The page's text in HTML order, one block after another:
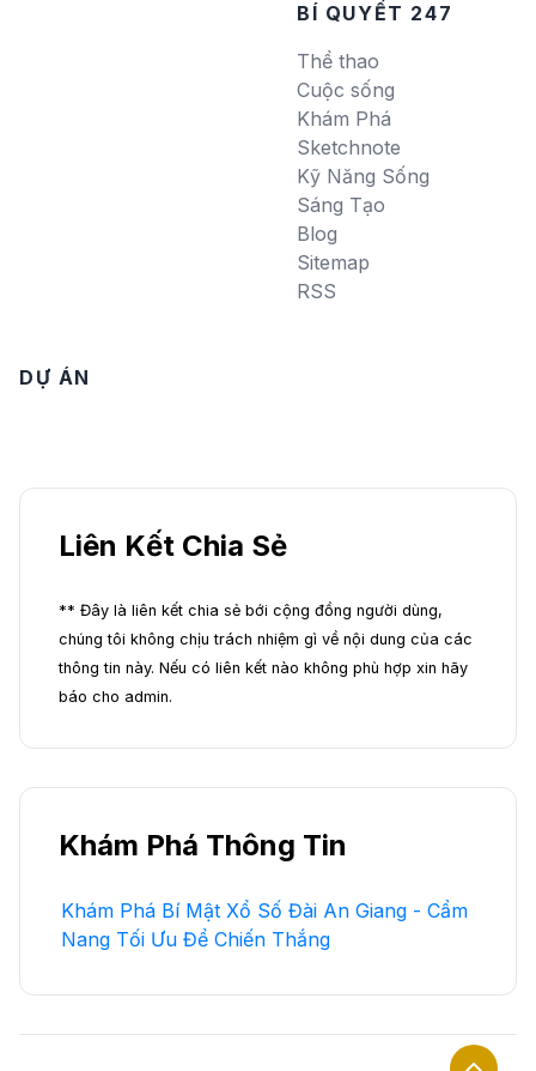
BÍ QUYẾT 247
Thể thao
Cuộc sống
Khám Phá
Sketchnote
Kỹ Năng Sống
Sáng Tạo
Blog
Sitemap
RSS
DỰ ÁN
Liên Kết Chia Sẻ
** Đây là liên kết chia sẻ bới cộng đồng người dùng,
chúng tôi không chịu trách nhiệm gì về nội dung của các
thông tin này. Nếu có liên kết nào không phù hợp xin hãy
báo cho admin.
Khám Phá Thông Tin
Khám Phá Bí Mật Xổ Số Đài An Giang - Cẩm
Nang Tối Ưu Để Chiến Thắng